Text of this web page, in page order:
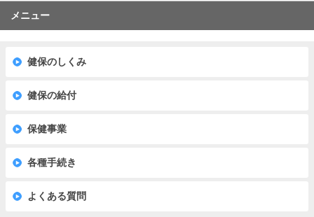
メニュー
健保のしくみ
健保の給付
保健事業
各種手続き
よくある質問